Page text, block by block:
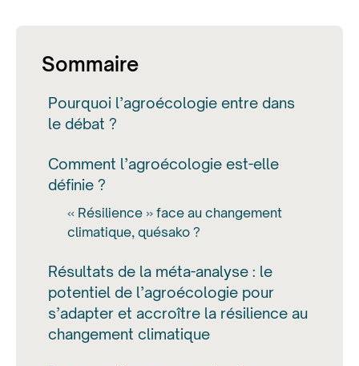
Sommaire
Pourquoi l’agroécologie entre dans
le débat ?
Comment l’agroécologie est-elle
définie ?
« Résilience » face au changement
climatique, quésako ?
Résultats de la méta-analyse : le
potentiel de l’agroécologie pour
s’adapter et accroître la résilience au
changement climatique